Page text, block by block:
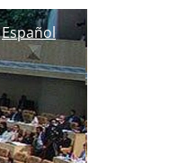
Español